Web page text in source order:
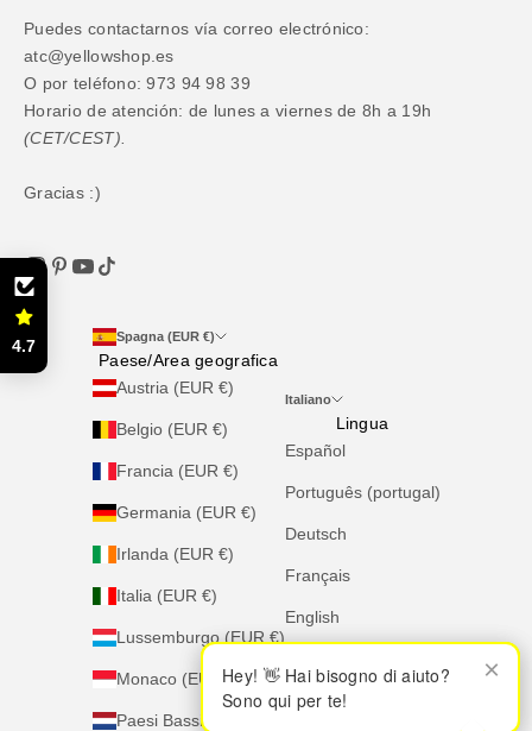
Puedes contactarnos vía correo electrónico:
atc@yellowshop.es
O por teléfono: 973 94 98 39
Horario de atención: de lunes a viernes de 8h a 19h
(CET/CEST).
Gracias :)
Spagna (EUR €)
Paese/Area geografica
Austria (EUR €)
Belgio (EUR €)
Francia (EUR €)
Germania (EUR €)
Irlanda (EUR €)
Italia (EUR €)
Lussemburgo (EUR €)
Monaco (EUR €)
Paesi Bassi (EUR €)
Italiano
Lingua
Español
Português (portugal)
Deutsch
Français
English
Nederlands
4.7
Hey! 👋 Hai bisogno di aiuto?
Sono qui per te!
×
Hey! 👋 Hai bisogno di aiuto?
Sono qui per te!
×